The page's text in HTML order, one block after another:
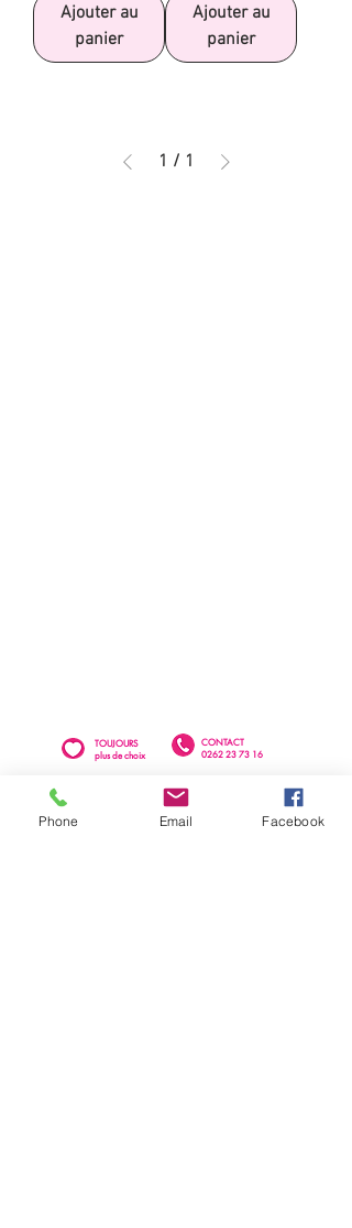
Ajouter au
panier
Ajouter au
panier
1 / 1
CONTACT
0262 23 73 16
TOUJOURS
plus de choix
LIVRAISON à la Réunion
OFFERTE à partir de 100€
Phone Email Facebook